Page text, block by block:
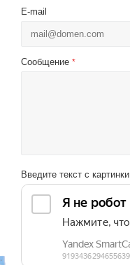
E-mail
Сообщение *
Введите текст с картинки